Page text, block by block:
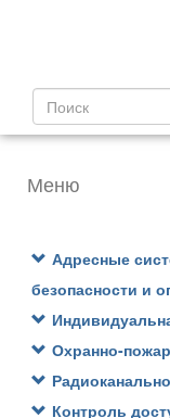
Меню
Адресные
безопасности и
Охранно-
Контроль